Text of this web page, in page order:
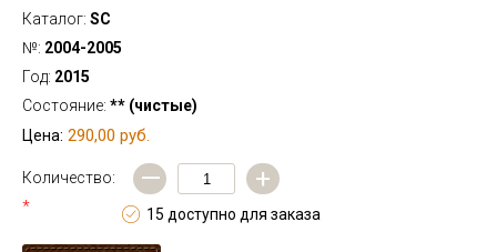
Каталог: SC
№: 2004-2005
Год: 2015
Состояние: ** (чистые)
Цена: 290,00 руб.
Количество:
*
— +
15 доступно для заказа